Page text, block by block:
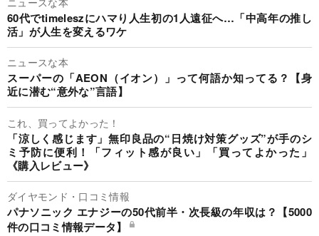
60代でtimeleszにハマり人生初の1人遠征へ…「中高年の推し
活」が人生を変えるワケ
ニュースな本
スーパーの「AEON（イオン）」って何語か知ってる？【身
近に潜む“意外な”言語】
これ、買ってよかった！
「涼しく感じます」無印良品の“日焼け対策グッズ”が手のシ
ミ予防に便利！「フィット感が良い」「買ってよかった」
《購入レビュー》
ダイヤモンド・口コミ情報
パナソニック エナジーの50代前半・次長級の年収は？【5000
件の口コミ情報データ】